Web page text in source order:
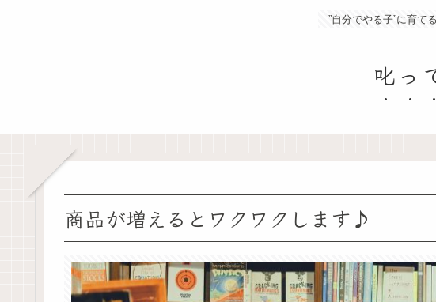
”自分でやる子”に育て
叱っ
商品が増えるとワクワクします♪